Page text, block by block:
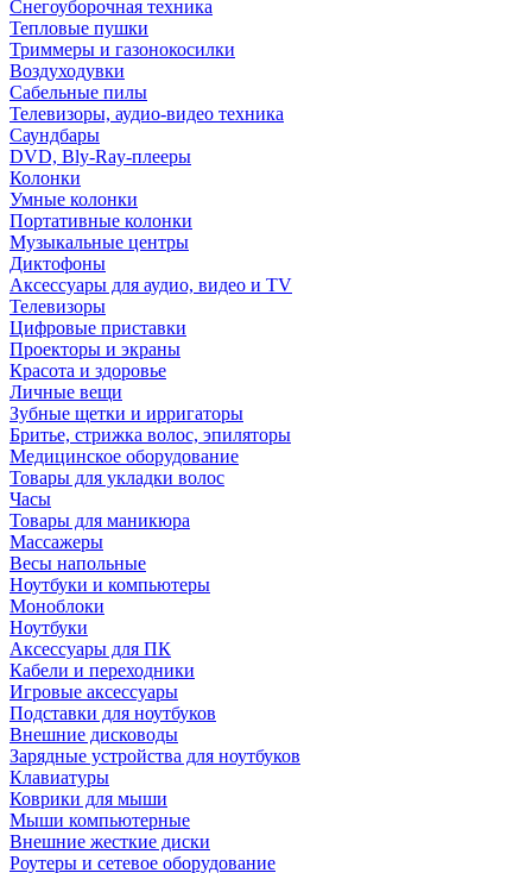
Снегоуборочная техника
Тепловые пушки
Триммеры и газонокосилки
Воздуходувки
Сабельные пилы
Телевизоры, аудио-видео техника
Саундбары
DVD, Bly-Ray-плееры
Колонки
Умные колонки
Портативные колонки
Музыкальные центры
Диктофоны
Аксессуары для аудио, видео и TV
Телевизоры
Цифровые приставки
Проекторы и экраны
Красота и здоровье
Личные вещи
Зубные щетки и ирригаторы
Бритье, стрижка волос, эпиляторы
Медицинское оборудование
Товары для укладки волос
Часы
Товары для маникюра
Массажеры
Весы напольные
Ноутбуки и компьютеры
Моноблоки
Ноутбуки
Аксессуары для ПК
Кабели и переходники
Игровые аксессуары
Подставки для ноутбуков
Внешние дисководы
Зарядные устройства для ноутбуков
Клавиатуры
Коврики для мыши
Мыши компьютерные
Внешние жесткие диски
Роутеры и сетевое оборудование